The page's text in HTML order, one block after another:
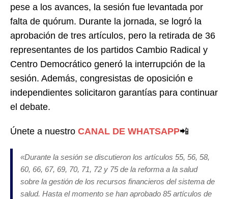
pese a los avances, la sesión fue levantada por
falta de quórum. Durante la jornada, se logró la
aprobación de tres artículos, pero la retirada de 36
representantes de los partidos Cambio Radical y
Centro Democrático generó la interrupción de la
sesión. Además, congresistas de oposición e
independientes solicitaron garantías para continuar
el debate.
Únete a nuestro CANAL DE WHATSAPP📲
«Durante la sesión se discutieron los artículos 55, 56, 58,
60, 66, 67, 69, 70, 71, 72 y 75 de la reforma a la salud
sobre la gestión de los recursos financieros del sistema de
salud. Hasta el momento se han aprobado 85 artículos de